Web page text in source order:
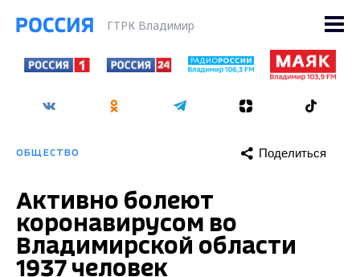
ГТРК Владимир
ОБЩЕСТВО Поделиться
Активно болеют
коронавирусом во
Владимирской области
1937 человек